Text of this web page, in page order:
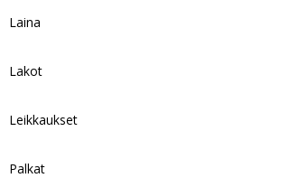
Laina
Lakot
Leikkaukset
Palkat